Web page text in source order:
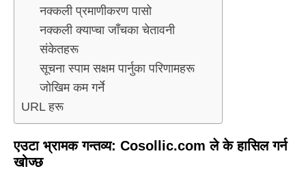
नक्कली प्रमाणीकरण पासो
नक्कली क्याप्चा जाँचका चेतावनी
संकेतहरू
सूचना स्पाम सक्षम पार्नुका परिणामहरू
जोखिम कम गर्ने
URL हरू
एउटा भ्रामक गन्तव्य: Cosollic.com ले के हासिल गर्न
खोज्छ